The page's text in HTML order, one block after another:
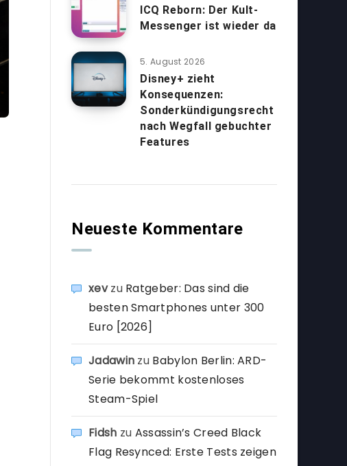
ICQ Reborn: Der Kult-
Messenger ist wieder da
5. August 2026
Disney+ zieht
Konsequenzen:
Sonderkündigungsrecht
nach Wegfall gebuchter
Features
Neueste Kommentare
xevzu Ratgeber: Das sind die
besten Smartphones unter 300
Euro [2026]
Jadawin zu Babylon Berlin: ARD-
Serie bekommt kostenloses
Steam-Spiel
Fidsh zu Assassin’s Creed Black
Flag Resynced: Erste Tests zeigen